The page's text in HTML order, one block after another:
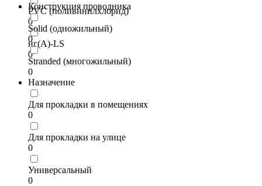
PVC (поливинилхлорид)
0
нг(А)-LS
0
Конструкция проводника
Solid (одножильный)
0
Stranded (многожильный)
0
Назначение
Для прокладки в помещениях
0
Для прокладки на улице
0
Универсальный
0